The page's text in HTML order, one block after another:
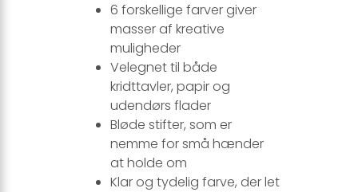
6 forskellige farver giver
masser af kreative
muligheder
Velegnet til både
kridttavler, papir og
udendørs flader
Bløde stifter, som er
nemme for små hænder
at holde om
Klar og tydelig farve, der let